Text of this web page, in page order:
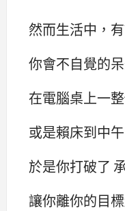
然而生活中，
你會不自覺的
在電腦桌上一
或是賴床到中
於是你打破了
讓你離你的目